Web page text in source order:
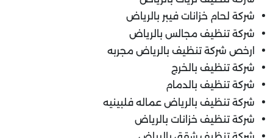
شركة لحام خزانات فيبر بالرياض
شركة تنظيف مجالس بالرياض
ارخص شركة تنظيف بالرياض مجربه
شركة تنظيف بالخرج
شركة تنظيف بالدمام
شركة تنظيف بالرياض عماله فلبينيه
شركة تنظيف خزانات بالرياض